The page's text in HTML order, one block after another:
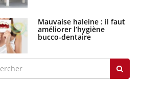
Mauvaise haleine : il faut
améliorer l’hygiène
bucco-dentaire